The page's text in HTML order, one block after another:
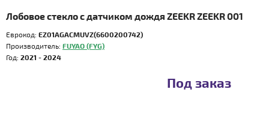
Лобовое стекло с датчиком дождя ZEEKR ZEEKR 001
Еврокод: EZ01AGACMUVZ(6600200742)
Производитель: FUYAO (FYG)
Год: 2021 - 2024
Под заказ